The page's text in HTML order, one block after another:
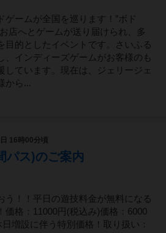
ゲームが全国を巡ります！”ボド
店へとゲームが送り届けられ、多
目的としたイベントです。さいふる
、インディーズゲームがお客様のも
しています。現在は、ジェリージェ
から...
16時00分頃
パス)のご案内
う！！平日の遊技料金が無料になる
価格：11000円(税込み)価格：6000
増設に伴う特別価格！取り扱い：